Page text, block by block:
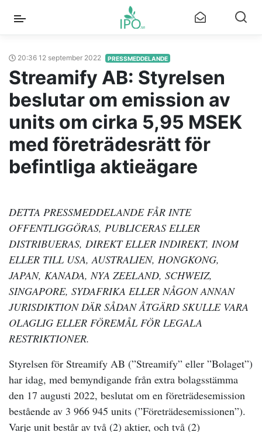
20:36 12 september 2022 PRESSMEDDELANDE
Streamify AB: Styrelsen
beslutar om emission av
units om cirka 5,95 MSEK
med företrädesrätt för
befintliga aktieägare
DETTA PRESSMEDDELANDE FÅR INTE
OFFENTLIGGÖRAS, PUBLICERAS ELLER
DISTRIBUERAS, DIREKT ELLER INDIREKT, INOM
ELLER TILL USA, AUSTRALIEN, HONGKONG,
JAPAN, KANADA, NYA ZEELAND, SCHWEIZ,
SINGAPORE, SYDAFRIKA ELLER NÅGON ANNAN
JURISDIKTION DÄR SÅDAN ÅTGÄRD SKULLE VARA
OLAGLIG ELLER FÖREMÅL FÖR LEGALA
RESTRIKTIONER.
Styrelsen för Streamify AB (”Streamify” eller ”Bolaget”)
har idag, med bemyndigande från extra bolagsstämma
den 17 augusti 2022, beslutat om en företrädesemission
bestående av 3 966 945 units (”Företrädesemissionen”).
Varje unit består av två (2) aktier, och två (2)